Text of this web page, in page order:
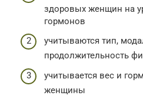
здоровых женщин на
гормонов
учитываются тип,
продолжительность
учитывается вес и
женщины